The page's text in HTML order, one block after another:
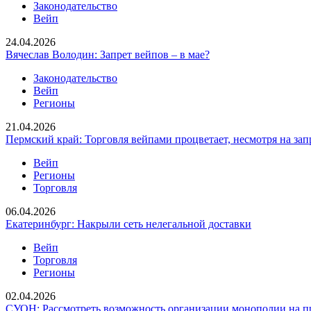
Законодательство
Вейп
24.04.2026
Вячеслав Володин: Запрет вейпов – в мае?
Законодательство
Вейп
Регионы
21.04.2026
Пермский край: Торговля вейпами процветает, несмотря на
Вейп
Регионы
Торговля
06.04.2026
Екатеринбург: Накрыли сеть нелегальной доставки
Вейп
Торговля
Регионы
02.04.2026
СУОН: Рассмотреть возможность организации монополии на